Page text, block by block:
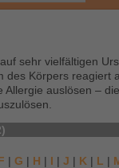
sehr vielfältigen
des Körpers reagiert
Allergie auslösen – die
| G | H | I | J | K | L |